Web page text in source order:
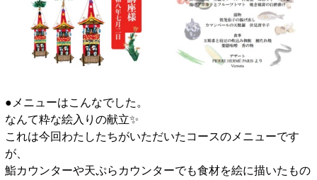
●メニューはこんなでした。
なんて粋な絵入りの献立✨️
これは今回わたしたちがいただいたコースのメニューです
が、
鮨カウンターや天ぷらカウンターでも食材を絵に描いたもの